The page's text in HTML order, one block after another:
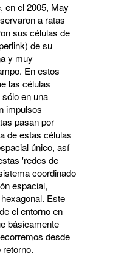
en el 2005, May
a ratas
sus células de
de su
y muy
En estos
las células
en una
impulsos
pasan por
de estas células
único, así
'redes de
coordinado
espacial,
Este
el entorno en
básicamente
desde
retorno.